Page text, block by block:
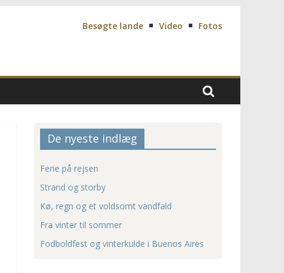
Besøgte lande Video Fotos
De nyeste indlæg
Ferie på rejsen
Strand og storby
Kø, regn og et voldsomt vandfald
Fra vinter til sommer
Fodboldfest og vinterkulde i Buenos Aires